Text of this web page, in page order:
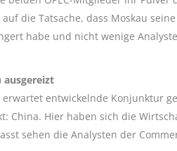
die Tatsache, dass Moskau
habe und nicht wenige
entwickelnde Konjunktur
China. Hier haben sich die
sehen die Analysten der